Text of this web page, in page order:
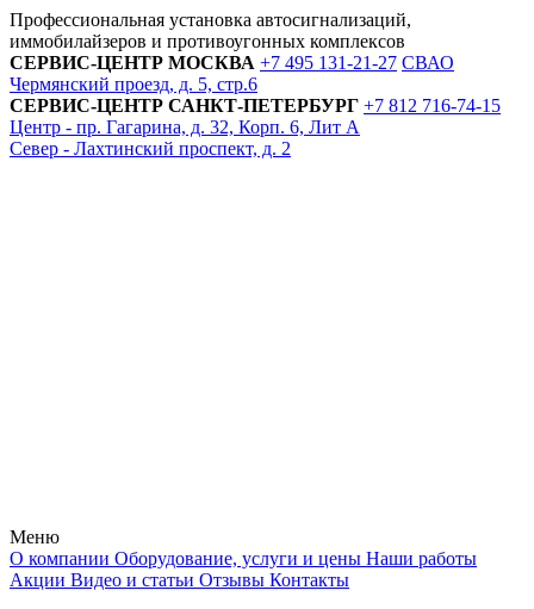
Профессиональная установка автосигнализаций,
иммобилайзеров и противоугонных комплексов
СЕРВИС-ЦЕНТР МОСКВА +7 495 131-21-27 СВАО
Чермянский проезд, д. 5, стр.6
СЕРВИС-ЦЕНТР САНКТ-ПЕТЕРБУРГ +7 812 716-74-15
Центр - пр. Гагарина, д. 32, Корп. 6, Лит А
Север - Лахтинский проспект, д. 2
Меню
О компании Оборудование, услуги и цены Наши работы
Акции Видео и статьи Отзывы Контакты